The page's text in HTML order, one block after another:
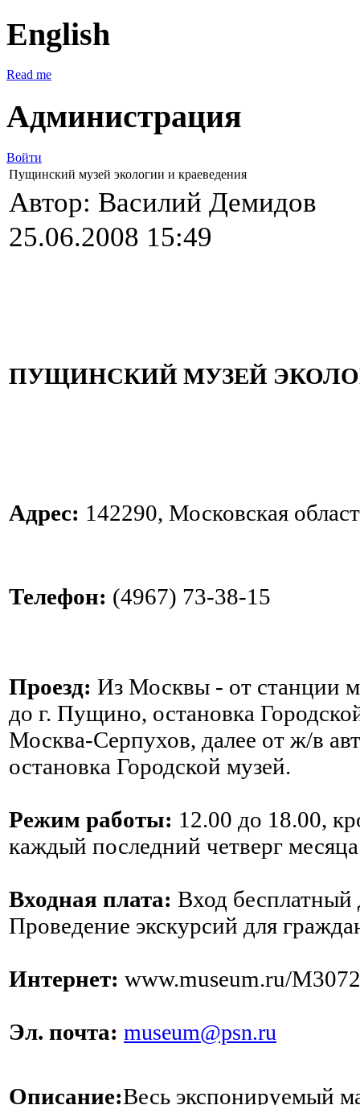
English
Read me
Администрация
Войти
Пущинский музей экологии и краеведения
Автор: Василий Демидов
25.06.2008 15:49
ПУЩИНСКИЙ МУЗЕЙ
Адрес: 142290, Московская
Телефон: (4967) 73-38-15
Проезд: Из Москвы - от станции
до г. Пущино, остановка
Москва-Серпухов, далее от ж/в
остановка Городской музей.
Режим работы: 12.00 до 18.00,
каждый последний четверг
Входная плата: Вход бесплатный
Проведение экскурсий для
Интернет: www.museum.ru/
Эл. почта: museum@psn.ru
Описание:Весь экспонируемый